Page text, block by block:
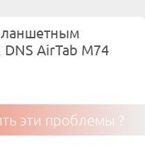
AirTab M74
эти проблемы ?